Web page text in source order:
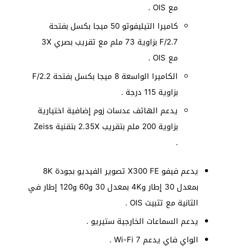
مع OIS .
كاميرا التيليفوتو 50 ميجا بكسل بفتحة
F/2.7 بزاوية 73 ملم مع تقريب بصري 3X
مع OIS .
الكاميرا الواسعة 8 ميجا بكسل بفتحة F/2.2
بزاوية 115 درجة .
يدعم الهاتف عدسات زوم إضافية اختيارية
بزاوية 200 ملم بتقريب 2.35X بتقنية Zeiss
.
يدعم فيفو X300 FE تصوير الفيديو بجودة 8K
بمعدل 30 إطار و4K بمعدل 30 و60 و120 إطار في
الثانية مع تثبيت OIS .
يدعم السماعات الخارجية ستيريو .
الواي فاي يدعم Wi-Fi 7 .